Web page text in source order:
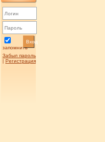
запомнить
Вход
Забыл пароль
| Регистрация